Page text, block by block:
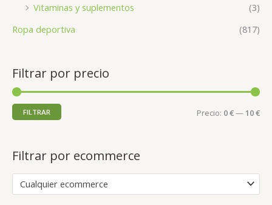
Vitaminas y suplementos
(3)
Ropa deportiva
(817)
Filtrar por precio
FILTRAR Precio: 0 €— 10 €
Filtrar por ecommerce
Cualquier ecommerce